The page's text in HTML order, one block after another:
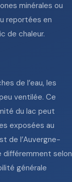
minérales ou
reportées en
de chaleur.
de l’eau, les
ventilée. Ce
du lac peut
exposées au
de l’Auvergne-
différemment selon
générale